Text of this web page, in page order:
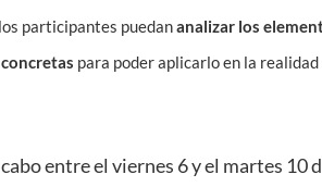
participantes puedananalizar los
para poder aplicarlo en la
entre el viernes 6 y el martes 10